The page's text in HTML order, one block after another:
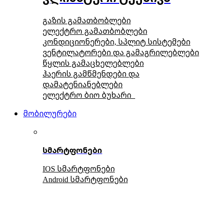
გაზის გამათბობლები
ელექტრო გამათბობლები
კონდიციონერები, სპლიტ სისტემები
ვენტილატორები და გამაგრილებლები
წყლის გამაცხელებლები
ჰაერის გამწმენდები და
დამატენიანებლები
ელექტრო ბიო ბუხარი
მობილურები
სმარტფონები
IOS სმარტფონები
Android სმარტფონები